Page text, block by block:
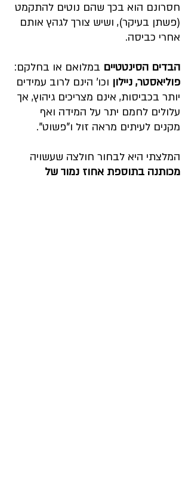
חסרונם הוא בכך שהם נוטים להתקמט
(פשתן בעיקר), ושיש צורך לגהץ אותם
אחרי כביסה.
הבדים הסינטטיים במלואם או בחלקם:
פוליאסטר, ניילון וכו' הינם לרוב עמידים
יותר בכביסות, אינם מצריכים גיהוץ, אך
עלולים לחמם יתר על המידה ואף
מקנים לעיתים מראה זול ו"פשוט".
המלצתי היא לבחור חולצה שעשויה
מכותנה בתוספת אחוז נמוך של